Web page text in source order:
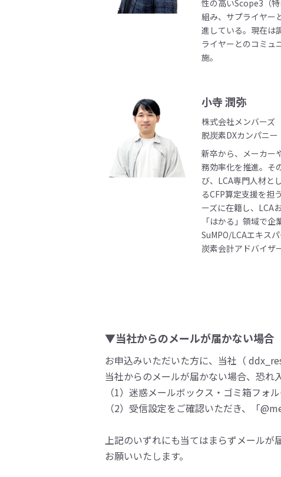
性の高いScope3（
組み、サプライヤー
進している。現在は
ライヤーとのコミュ
施。
小寺 潤弥
株式会社メンバーズ
脱炭素DXカンパニー
新卒から、メーカー
務効率化を推進。そ
び、LCA専門人材と
るCFP算定支援を担
ーズに在籍し、LCA
「はかる」領域で企
SuMPO/LCAエキス
炭素会計アドバイザ
▼当社からのメールが届かない場合
お申込みいただいた方に、当社（
当社からのメールが届かない場合、恐れ
（1）迷惑メールボックス・ゴミ箱フォ
（2）受信設定をご確認いただき、「
上記のいずれにも当てはまらずメールが
お願いいたします。